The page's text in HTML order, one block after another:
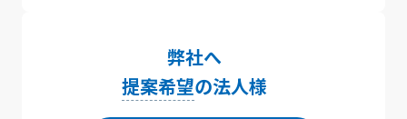
弊社へ
提案希望の法人様